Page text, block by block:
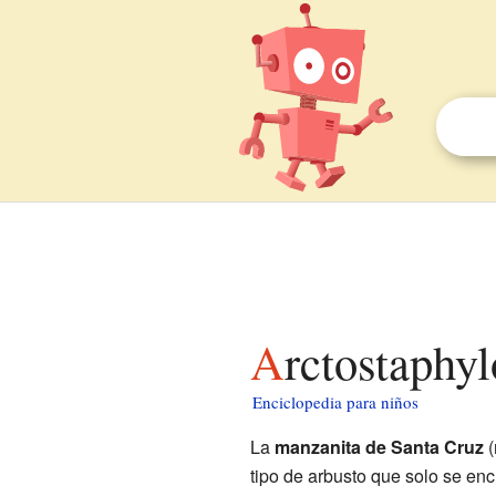
Enciclopedia para niños
La manzanita de Santa Cruz
tipo de arbusto que solo se